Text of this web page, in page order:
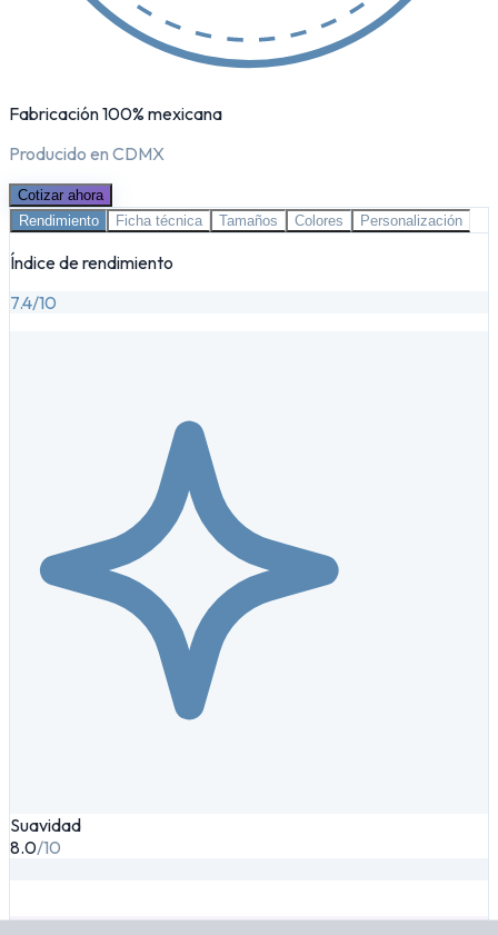
Fabricación 100% mexicana
Producido en CDMX
Cotizar ahora
Rendimiento
Ficha técnica Tamaños Colores Personalización
Índice de rendimiento
7.4/10
Suavidad
8.0/10